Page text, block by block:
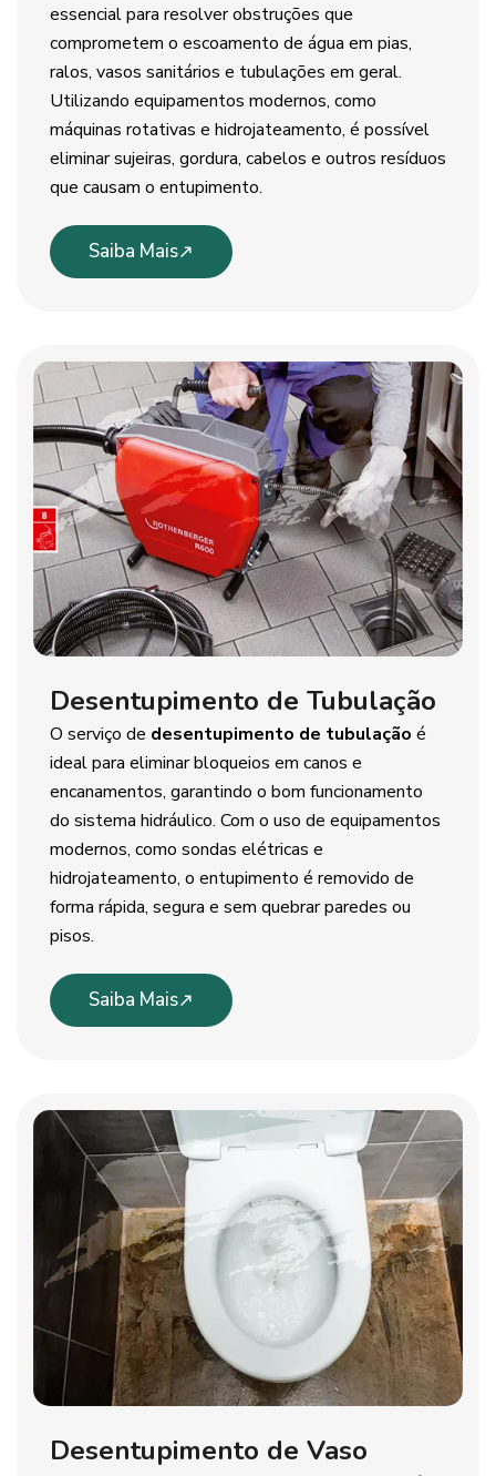
essencial para resolver obstruções que
comprometem o escoamento de água em pias,
ralos, vasos sanitários e tubulações em geral.
Utilizando equipamentos modernos, como
máquinas rotativas e hidrojateamento, é possível
eliminar sujeiras, gordura, cabelos e outros resíduos
que causam o entupimento.
Saiba Mais
Desentupimento de Tubulação
O serviço de desentupimento de tubulação é
ideal para eliminar bloqueios em canos e
encanamentos, garantindo o bom funcionamento
do sistema hidráulico. Com o uso de equipamentos
modernos, como sondas elétricas e
hidrojateamento, o entupimento é removido de
forma rápida, segura e sem quebrar paredes ou
pisos.
Saiba Mais
Desentupimento de Vaso